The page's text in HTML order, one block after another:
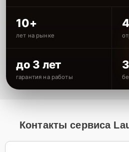
10+
лет на рынке
до 3 лет
гарантия на работы
Контакты сервиса